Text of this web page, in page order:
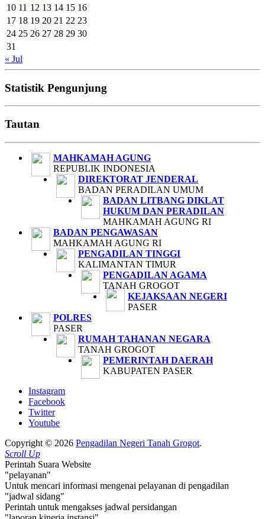
10 11 12 13 14 15 16
17 18 19 20 21 22 23
24 25 26 27 28 29 30
31
« Jul
Statistik Pengunjung
Tautan
MAHKAMAH AGUNG
REPUBLIK INDONESIA
DIREKTORAT JENDERAL
BADAN PERADILAN UMUM
BADAN LITBANG DIKLAT
HUKUM DAN PERADILAN
MAHKAMAH AGUNG RI
BADAN PENGAWASAN
MAHKAMAH AGUNG RI
PENGADILAN TINGGI
KALIMANTAN TIMUR
PENGADILAN AGAMA
TANAH GROGOT
KEJAKSAAN NEGERI
PASER
POLRES
PASER
RUMAH TAHANAN NEGARA
TANAH GROGOT
PEMERINTAH DAERAH
KABUPATEN PASER
Instagram
Facebook
Twitter
Youtube
Copyright © 2026 Pengadilan Negeri Tanah Grogot.
Scroll Up
Perintah Suara Website
"pelayanan"
Untuk mencari informasi mengenai pelayanan di pengadilan
"jadwal sidang"
Perintah untuk mengakses jadwal persidangan